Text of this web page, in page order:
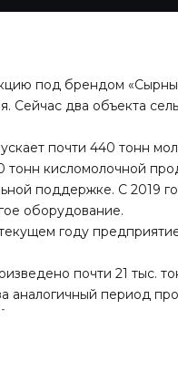
под брендом
Сейчас два объекта
почти 440 тонн
тонн кисломолочной
поддержке. С 2019
оборудование.
году
почти 21 тыс.
аналогичный период